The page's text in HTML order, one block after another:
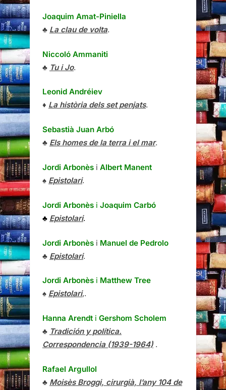
Joaquim Amat-Piniella
♣ La clau de volta.
Niccoló Ammaniti
♣ Tu i Jo.
Leonid Andréiev
♦ La història dels set penjats.
Sebastià Juan Arbó
♣ Els homes de la terra i el mar.
Jordi Arbonès i Albert Manent
♠ Epistolari.
Jordi Arbonès i Joaquim Carbó
♣ Epistolari.
Jordi Arbonès i Manuel de Pedrolo
♣ Epistolari.
Jordi Arbonès i Matthew Tree
♠ Epistolari,.
Hanna Arendt i Gershom Scholem
♣ Tradición y política.
Correspondencia (1939-1964) .
Rafael Argullol
♣ Moisès Broggi, cirurgià, l’any 104 de